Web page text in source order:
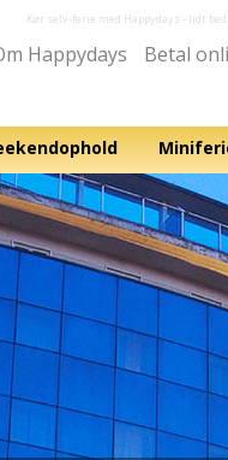
Kør selv-ferie med Happydays - lidt
Happydays Betal